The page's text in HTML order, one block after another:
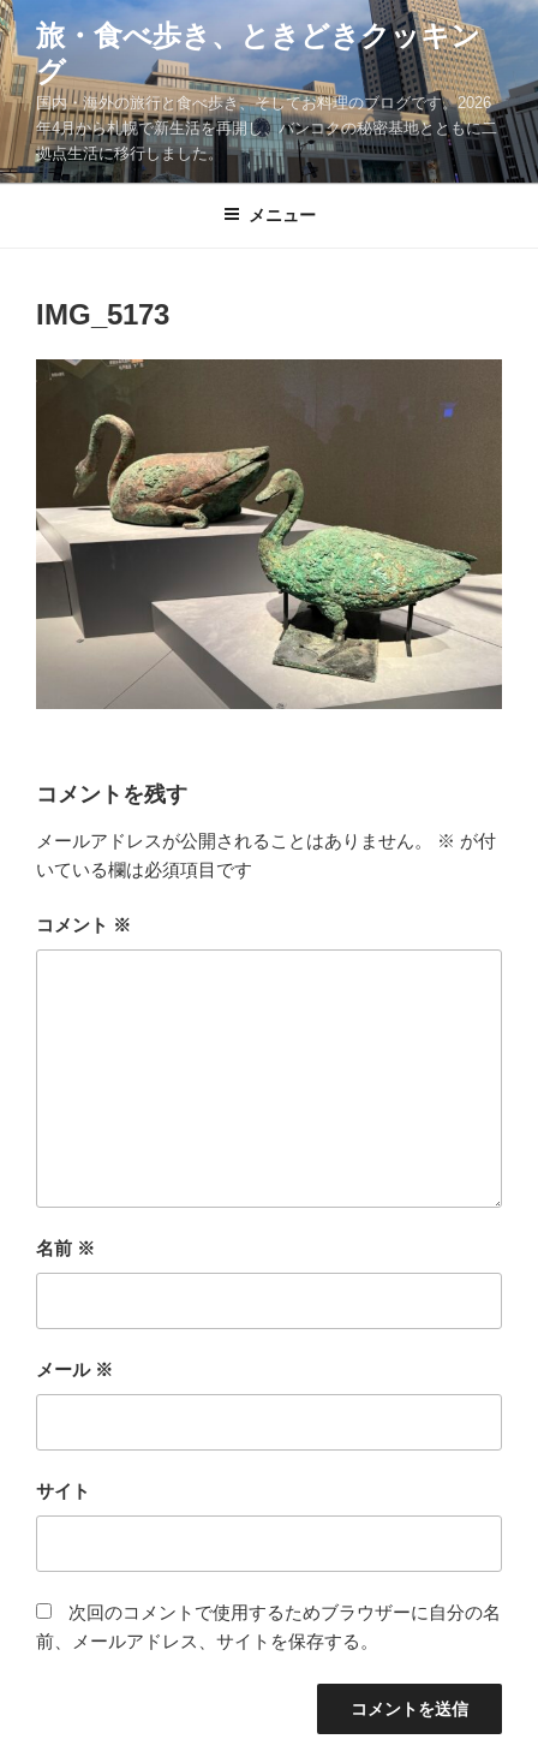
コ
ン
テ
ン
ツ
へ
ス
旅・食べ歩き、ときどきクッキン
グ
国内・海外の旅行と食べ歩き、そしてお料理のブログです。2026
年4月から札幌で新生活を再開し、バンコクの秘密基地とともに二
拠点生活に移行しました。
メニュー
IMG_5173
コメントを残す
メールアドレスが公開されることはありません。 ※ が付
いている欄は必須項目です
コメント ※
名前 ※
メール ※
サイト
次回のコメントで使用するためブラウザーに自分の名
前、メールアドレス、サイトを保存する。